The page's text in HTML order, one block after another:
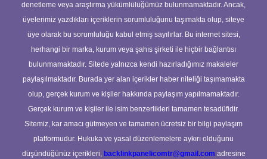
denetleme veya araştırma yükümlülüğümüz bulunmamaktadır. Ancak,
üyelerimiz yazdıkları içeriklerin sorumluluğunu taşımakta olup, siteye
üye olarak bu sorumluluğu kabul etmiş sayılırlar. Bu internet sitesi,
herhangi bir marka, kurum veya şahıs şirketi ile hiçbir bağlantısı
bulunmamaktadır. Sitede yalnızca kendi hazırladığımız makaleler
paylaşılmaktadır. Burada yer alan içerikler haber niteliği taşımamakta
olup, gerçek kurum ve kişiler hakkında paylaşım yapılmamaktadır.
Gerçek kurum ve kişiler ile isim benzerlikleri tamamen tesadüfidir.
Sitemiz, kar amacı gütmeyen ve tamamen ücretsiz bir bilgi paylaşım
platformudur. Hukuka ve yasal düzenlemelere aykırı olduğunu
düşündüğünüz içerikleri, backlinkpanelicomtr@gmail.com adresine